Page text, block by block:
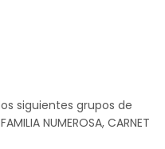
siguientes grupos de
NUMEROSA, CARNET